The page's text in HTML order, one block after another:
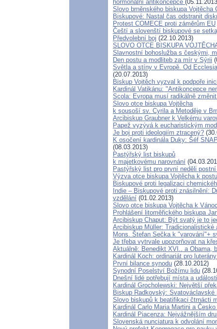
hormonální antikoncepce
Slovo brněnského biskupa
Biskupové: Nastal čas odstranit
Protest COMECE proti záměrům EU
Čeští a slovenští biskupové se
Předvolební boj (22.10.2013)
SLOVO OTCE BISKUPA
Slavnostní bohoslužba s českými,
Den postu a modliteb za mír v Sýrii
Světla a stíny v Evropě. Od
(20.07.2013)
Biskup Vojtěch vyzval k podpoře
Kardinál Vatikánu: "Antikoncepce
Scola: Evropa musí radikálně
Slovo otce biskupa Vojtěcha
k sousoší sv. Cyrila a Metoděje v
Arcibiskup Graubner k Velkému
Papež vyzývá k eucharistickým
Je boj proti ideologiím ztracený?
K osočení kardinála Duky: Šéf
(08.03.2013)
Pastýřský list biskupů
k majetkovému narovnání
Pastýřský list pro první neděli postní
Výzva otce biskupa Vojtěcha k
Biskupové proti legalizaci
Indie – Biskupové proti znásilnění:
vzdělání (01.02.2013)
Slovo otce biskupa Vojtěcha k
Prohlášení litoměřického biskupa
Arcibiskup Chaput: Být svatý je to
Arcibiskup Müller:
Mons. Štefan Sečka k "varování"+
Je třeba vytrvale upozorňovat na
Aktuálně: Benedikt XVI.. a Obama,
Kardinál Koch: ordinariát pro
První bilance synodu (28.10.2012)
Synodní Poselství Božímu lidu
Dnešní lidé potřebují místa a
Kardinál Grocholewski: Největší
Biskup Radkovský:
Slovo biskupů k beatifikaci čtrnácti
Kardinál Carlo Maria Martini a
Kardinál Piacenza: Nejvážnějším
Slovenská nunciatura k odvolání